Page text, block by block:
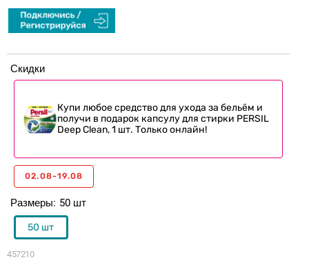
457210
Размеры 50 шт
50 шт
Скидки
Купи любое средство для ухода за бельём и
получи в подарок капсулу для стирки PERSIL
Deep Clean, 1 шт. Только онлайн!
02.08-19.08